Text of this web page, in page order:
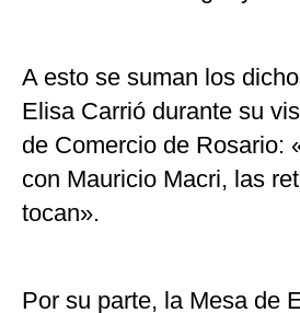
A esto se suman los
Elisa Carrió durante su
de Comercio de Rosario:
con Mauricio Macri, las
tocan».
Por su parte, la Mesa de